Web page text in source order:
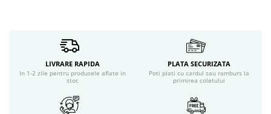
Tampoane si absorbante
Produse manichiura & pedichiura
Accesorii manichiura & pedichiura
LIVRARE RAPIDA
In 1-2 zile pentru produsele aflate in
stoc
PLATA SECURIZATA
Poti plati cu cardul sau ramburs la
primirea coletului